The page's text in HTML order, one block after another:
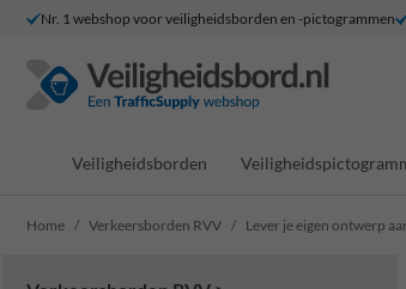
Nr. 1 webshop voor veiligheidsborden en -pictogrammen
Veiligheidsborden
Home Verkeersborden RVV Lever je eigen ontwerp